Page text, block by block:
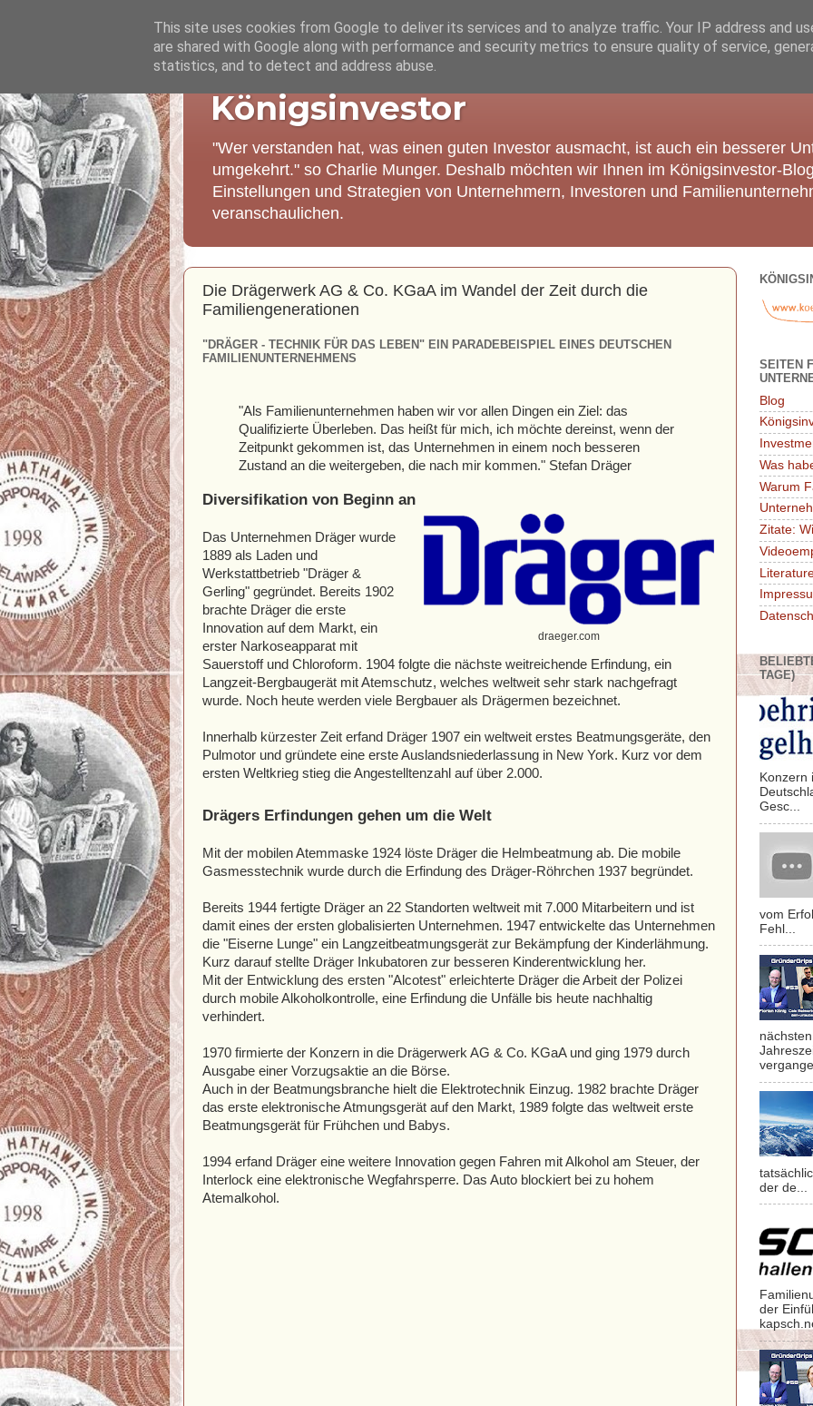
Königsinvestor
"Wer verstanden hat, was einen guten Investor ausmacht, ist auch ein besserer
umgekehrt." so Charlie Munger. Deshalb möchten wir Ihnen im Königsinvestor-
Einstellungen und Strategien von Unternehmern, Investoren und
veranschaulichen.
Die Drägerwerk AG & Co. KGaA im Wandel der Zeit durch die
Familiengenerationen
"DRÄGER - TECHNIK FÜR DAS LEBEN" EIN PARADEBEISPIEL EINES DEUTSCHEN
FAMILIENUNTERNEHMENS
"Als Familienunternehmen haben wir vor allen Dingen ein Ziel: das
Qualifizierte Überleben. Das heißt für mich, ich möchte dereinst, wenn der
Zeitpunkt gekommen ist, das Unternehmen in einem noch besseren
Zustand an die weitergeben, die nach mir kommen." Stefan Dräger
Diversifikation von Beginn an
draeger.com
Das Unternehmen Dräger wurde
1889 als Laden und
Werkstattbetrieb "Dräger &
Gerling" gegründet. Bereits 1902
brachte Dräger die erste
Innovation auf dem Markt, ein
erster Narkoseapparat mit
Sauerstoff und Chloroform. 1904 folgte die nächste weitreichende Erfindung, ein
Langzeit-Bergbaugerät mit Atemschutz, welches weltweit sehr stark nachgefragt
wurde. Noch heute werden viele Bergbauer als Drägermen bezeichnet.
Innerhalb kürzester Zeit erfand Dräger 1907 ein weltweit erstes Beatmungsgeräte, den
Pulmotor und gründete eine erste Auslandsniederlassung in New York. Kurz vor dem
ersten Weltkrieg stieg die Angestelltenzahl auf über 2.000.
Drägers Erfindungen gehen um die Welt
Mit der mobilen Atemmaske 1924 löste Dräger die Helmbeatmung ab. Die mobile
Gasmesstechnik wurde durch die Erfindung des Dräger-Röhrchen 1937 begründet.
Bereits 1944 fertigte Dräger an 22 Standorten weltweit mit 7.000 Mitarbeitern und ist
damit eines der ersten globalisierten Unternehmen. 1947 entwickelte das Unternehmen
die "Eiserne Lunge" ein Langzeitbeatmungsgerät zur Bekämpfung der Kinderlähmung.
Kurz darauf stellte Dräger Inkubatoren zur besseren Kinderentwicklung her.
Mit der Entwicklung des ersten "Alcotest" erleichterte Dräger die Arbeit der Polizei
durch mobile Alkoholkontrolle, eine Erfindung die Unfälle bis heute nachhaltig
verhindert.
1970 firmierte der Konzern in die Drägerwerk AG & Co. KGaA und ging 1979 durch
Ausgabe einer Vorzugsaktie an die Börse.
Auch in der Beatmungsbranche hielt die Elektrotechnik Einzug. 1982 brachte Dräger
das erste elektronische Atmungsgerät auf den Markt, 1989 folgte das weltweit erste
Beatmungsgerät für Frühchen und Babys.
1994 erfand Dräger eine weitere Innovation gegen Fahren mit Alkohol am Steuer, der
Interlock eine elektronische Wegfahrsperre. Das Auto blockiert bei zu hohem
Atemalkohol.
SEITEN
Blog
Was
Warum
Zitate:
TAGE)
Konzern
Gesc...
vom
Fehl...
der de...
der
This site uses cookies from Google to deliver its services and to analyze traffic. Your IP address and
are shared with Google along with performance and security metrics to ensure quality of service,
statistics, and to detect and address abuse.